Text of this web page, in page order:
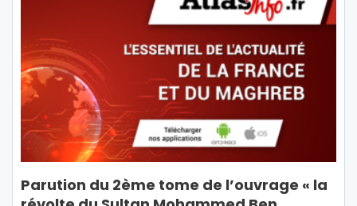
Parution du 2ème tome de l’ouvrage « la